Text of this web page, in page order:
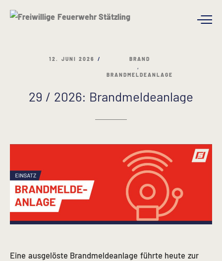
12. JUNI 2026
BRAND
,
BRANDMELDEANLAGE
29 / 2026: Brandmeldeanlage
Eine ausgelöste Brandmeldeanlage führte heute zur